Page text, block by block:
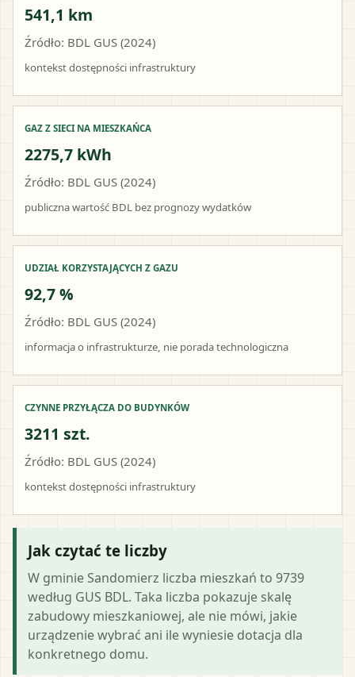
541,1 km
Źródło: BDL GUS (2024)
kontekst dostępności infrastruktury
GAZ Z SIECI NA MIESZKAŃCA
2275,7 kWh
Źródło: BDL GUS (2024)
publiczna wartość BDL bez prognozy wydatków
UDZIAŁ KORZYSTAJĄCYCH Z GAZU
92,7 %
Źródło: BDL GUS (2024)
informacja o infrastrukturze, nie porada technologiczna
CZYNNE PRZYŁĄCZA DO BUDYNKÓW
3211 szt.
Źródło: BDL GUS (2024)
kontekst dostępności infrastruktury
Jak czytać te liczby
W gminie Sandomierz liczba mieszkań to 9739
według GUS BDL. Taka liczba pokazuje skalę
zabudowy mieszkaniowej, ale nie mówi, jakie
urządzenie wybrać ani ile wyniesie dotacja dla
konkretnego domu.